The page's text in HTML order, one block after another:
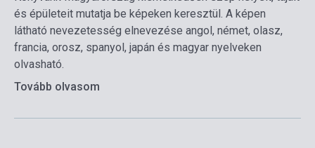
és épületeit mutatja be képeken keresztül. A képen
látható nevezetesség elnevezése angol, német, olasz,
francia, orosz, spanyol, japán és magyar nyelveken
olvasható.
Tovább olvasom